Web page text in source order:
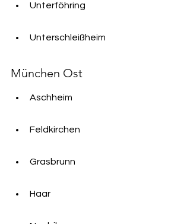
Unterföhring
Unterschleißheim
München Ost
Aschheim
Feldkirchen
Grasbrunn
Haar